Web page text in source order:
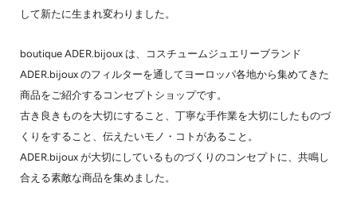
して新たに生まれ変わりました。
boutique ADER.bijoux は、コスチュームジュエリーブランド
ADER.bijoux のフィルターを通してヨーロッパ各地から集めてきた
商品をご紹介するコンセプトショップです。
古き良きものを大切にすること、丁寧な手作業を大切にしたものづ
くりをすること、伝えたいモノ・コトがあること。
ADER.bijoux が大切にしているものづくりのコンセプトに、共鳴し
合える素敵な商品を集めました。